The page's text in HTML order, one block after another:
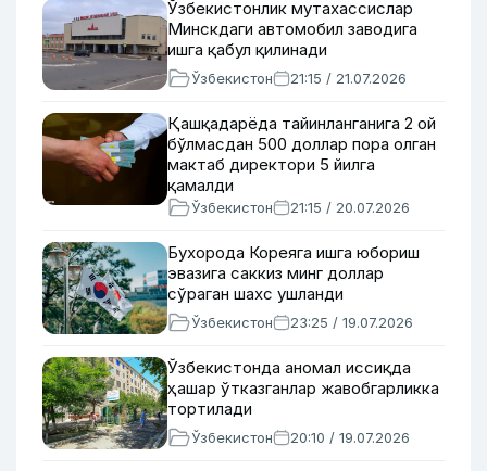
Ўзбекистонлик мутахассислар
Минскдаги автомобил заводига
ишга қабул қилинади
Ўзбекистон 21:15 / 21.07.2026
Қашқадарёда тайинланганига 2 ой
бўлмасдан 500 доллар пора олган
мактаб директори 5 йилга
қамалди
Ўзбекистон 21:15 / 20.07.2026
Бухорода Кореяга ишга юбориш
эвазига саккиз минг доллар
сўраган шахс ушланди
Ўзбекистон 23:25 / 19.07.2026
Ўзбекистонда аномал иссиқда
ҳашар ўтказганлар жавобгарликка
тортилади
Ўзбекистон 20:10 / 19.07.2026